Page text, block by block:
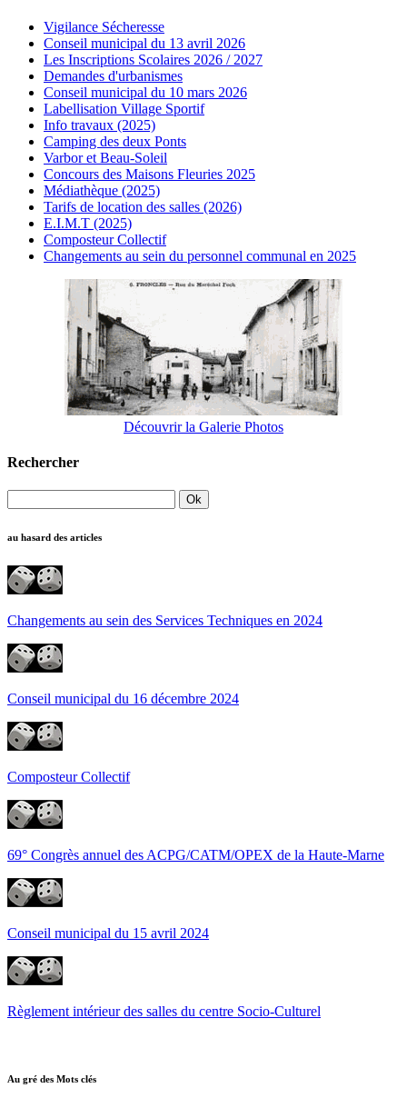
Vigilance Sécheresse
Conseil municipal du 13 avril 2026
Les Inscriptions Scolaires 2026 / 2027
Demandes d'urbanismes
Conseil municipal du 10 mars 2026
Labellisation Village Sportif
Info travaux (2025)
Camping des deux Ponts
Varbor et Beau-Soleil
Concours des Maisons Fleuries 2025
Médiathèque (2025)
Tarifs de location des salles (2026)
E.I.M.T (2025)
Composteur Collectif
Changements au sein du personnel communal en 2025
Découvrir la Galerie Photos
Rechercher
au hasard des articles
Changements au sein des Services Techniques en 2024
Conseil municipal du 16 décembre 2024
Composteur Collectif
69° Congrès annuel des ACPG/CATM/OPEX de la Haute-Marne
Conseil municipal du 15 avril 2024
Règlement intérieur des salles du centre Socio-Culturel
Au gré des Mots clés